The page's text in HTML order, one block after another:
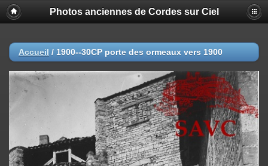
Photos anciennes de Cordes sur Ciel
Accueil / 1900--30CP porte des ormeaux vers 1900